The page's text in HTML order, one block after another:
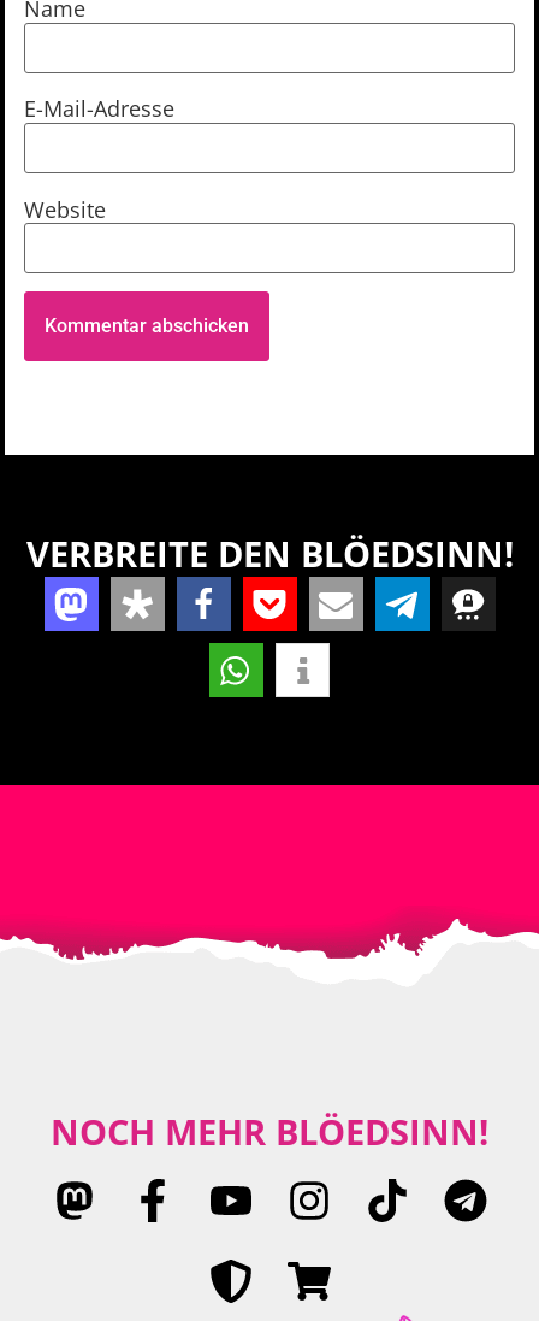
Name
E-Mail-Adresse
Website
VERBREITE DEN BLÖEDSINN!
NOCH MEHR BLÖEDSINN!